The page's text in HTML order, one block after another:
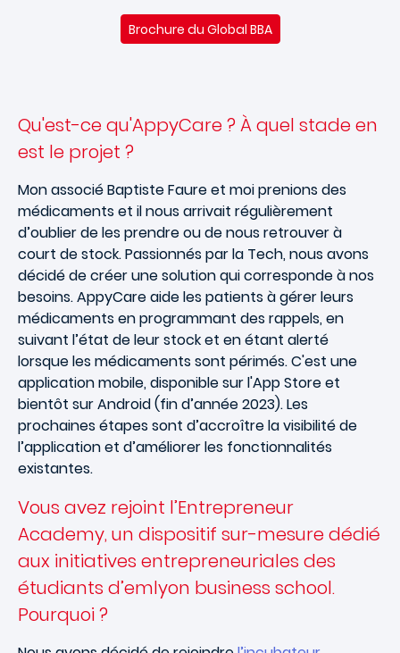
Brochure du Global BBA
Qu'est-ce qu'AppyCare ? À quel stade en
est le projet ?
Mon associé Baptiste Faure et moi prenions des
médicaments et il nous arrivait régulièrement
d’oublier de les prendre ou de nous retrouver à
court de stock. Passionnés par la Tech, nous avons
décidé de créer une solution qui corresponde à nos
besoins. AppyCare aide les patients à gérer leurs
médicaments en programmant des rappels, en
suivant l’état de leur stock et en étant alerté
lorsque les médicaments sont périmés. C'est une
application mobile, disponible sur l'App Store et
bientôt sur Android (fin d’année 2023). Les
prochaines étapes sont d’accroître la visibilité de
l’application et d’améliorer les fonctionnalités
existantes.
Vous avez rejoint l’Entrepreneur
Academy, un dispositif sur-mesure dédié
aux initiatives entrepreneuriales des
étudiants d’emlyon business school.
Pourquoi ?